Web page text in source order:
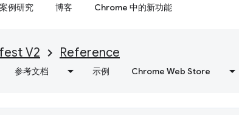
案例研究 博客 Chrome 中的新功能
V2 Reference
参考文档 示例 Chrome Web Store